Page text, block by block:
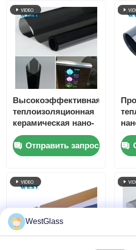
Высокоэффективная
теплоизоляционная
керамическая нано-
тонировка для окон,
уход за кожей,
экологичность,
пятнам
Отправить запрос
WestGlass